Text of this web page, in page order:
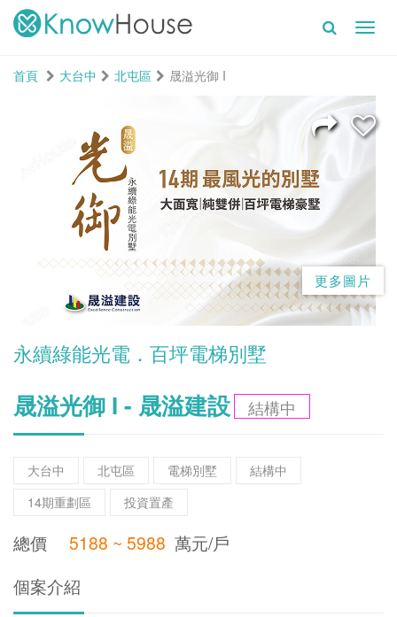
首頁
大台中 北屯區 晟溢光御 I
更多圖片
永續綠能光電．百坪電梯別墅
晟溢光御 I - 晟溢建設 結構中
大台中 北屯區 電梯別墅
結構中
14期重劃區
投資置產
總價 5188 ~ 5988 萬元/戶
個案介紹